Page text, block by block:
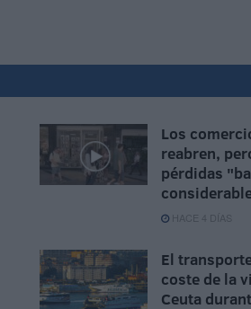
Los
reabren,
pérdidas
HACE 4 DÍAS
El
coste de la
Ceuta